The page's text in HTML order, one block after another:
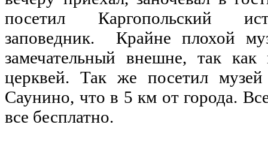
посетил Каргопольский
заповедник. Крайне плохой
замечательный внешне, так
церквей. Так же посетил музей
Саунино, что в 5 км от города.
все бесплатно.